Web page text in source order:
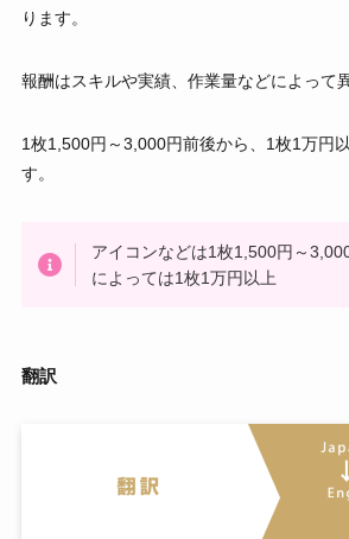
ります。
報酬はスキルや実績、作業量などによって
1枚1,500円～3,000円前後から、1枚1万円
す。
アイコンなどは1枚1,500円～
によっては1枚1万円以上
翻訳